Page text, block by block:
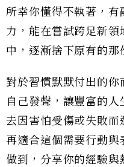
所幸你懂得不執著，
力，能在嘗試跨足新
中，逐漸捨下原有的那
對於習慣默默付出的
自己發聲，讓豐富的
去因害怕受傷或失敗
再適合這個需要行動與
做到，分享你的經驗